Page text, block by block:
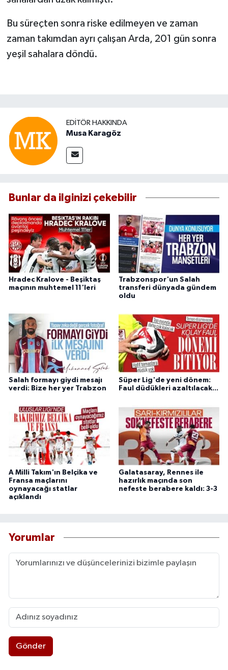
Bu süreçten sonra riske edilmeyen ve zaman
zaman takımdan ayrı çalışan Arda, 201 gün sonra
yeşil sahalara döndü.
EDITÖR HAKKINDA
Musa Karagöz
Bunlar da ilginizi çekebilir
Hradec Kralove - Beşiktaş
maçının muhtemel 11'leri
Trabzonspor'un Salah
transferi dünyada gündem
oldu
Salah formayı giydi mesajı
verdi: Bize her yer Trabzon
Süper Lig'de yeni dönem:
Faul düdükleri azaltılacak...
A Milli Takım'ın Belçika ve
Fransa maçlarını
oynayacağı statlar
açıklandı
Galatasaray, Rennes ile
hazırlık maçında son
nefeste berabere kaldı: 3-3
Yorumlar
Gönder